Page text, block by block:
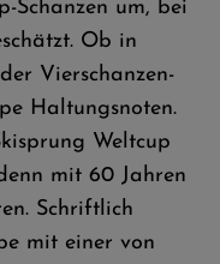
Schanzen um, bei
Ob in
Vierschanzen-
Haltungsnoten.
Weltcup
mit 60 Jahren
Schriftlich
mit einer von